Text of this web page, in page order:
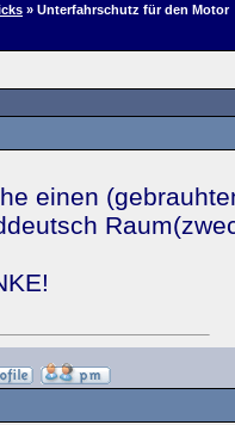
» Unterfahrschutz für den Motor
einen